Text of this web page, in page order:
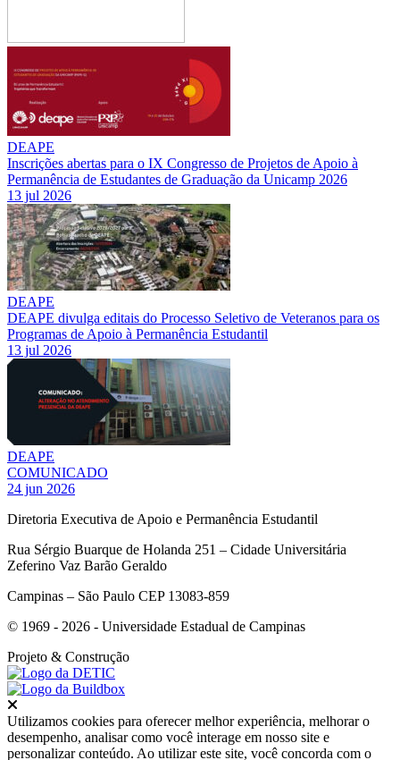
DEAPE
Inscrições abertas para o IX Congresso de Projetos de Apoio à
Permanência de Estudantes de Graduação da Unicamp 2026
13 jul 2026
DEAPE
DEAPE divulga editais do Processo Seletivo de Veteranos para os
Programas de Apoio à Permanência Estudantil
13 jul 2026
DEAPE
COMUNICADO
24 jun 2026
Diretoria Executiva de Apoio e Permanência Estudantil
Rua Sérgio Buarque de Holanda 251 – Cidade Universitária
Zeferino Vaz Barão Geraldo
Campinas – São Paulo CEP 13083-859
© 1969 - 2026 - Universidade Estadual de Campinas
Projeto & Construção
Utilizamos cookies para oferecer melhor experiência, melhorar o
desempenho, analisar como você interage em nosso site e
personalizar conteúdo. Ao utilizar este site, você concorda com o